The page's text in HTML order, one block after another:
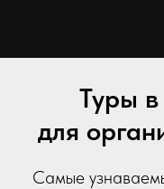
Туры
для
Самые